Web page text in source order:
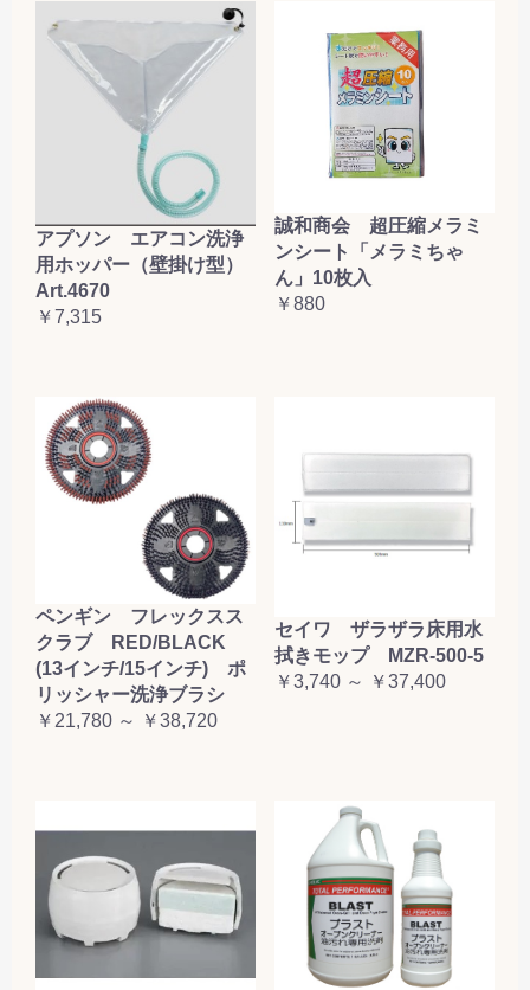
アプソン エアコン洗浄
用ホッパー（壁掛け型）
Art.4670
￥7,315
誠和商会 超圧縮メラミ
ンシート「メラミちゃ
ん」10枚入
￥880
ペンギン フレックスス
クラブ RED/BLACK
(13インチ/15インチ) ポ
リッシャー洗浄ブラシ
￥21,780 ～ ￥38,720
セイワ ザラザラ床用水
拭きモップ MZR-500-5
￥3,740 ～ ￥37,400